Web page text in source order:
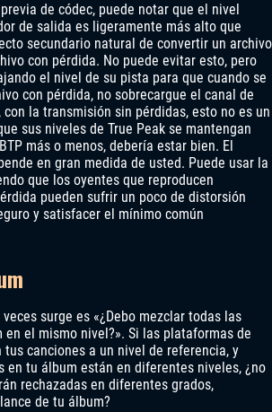
de códec, puede notar que el nivel
de salida es ligeramente más alto que
secundario natural de convertir un archivo
con pérdida. No puede evitar esto, pero
el nivel de su pista para que cuando se
con pérdida, no sobrecargue el canal de
la transmisión sin pérdidas, esto no es un
sus niveles de True Peak se mantengan
más o menos, debería estar bien. El
en gran medida de usted. Puede usar la
que los oyentes que reproducen
pueden sufrir un poco de distorsión
y satisfacer el mínimo común
surge es «¿Debo mezclar todas las
en el mismo nivel?». Si las plataformas de
canciones a un nivel de referencia, y
en tu álbum están en diferentes niveles, ¿no
rechazadas en diferentes grados,
de tu álbum?